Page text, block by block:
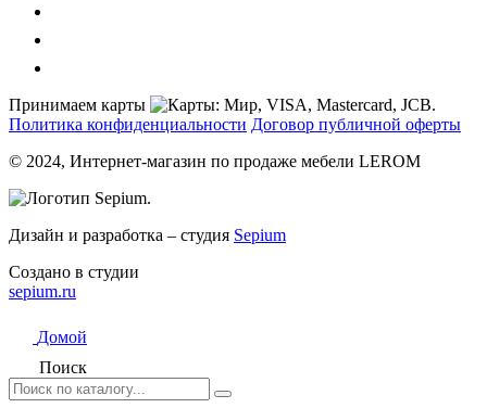
Принимаем карты
Политика конфиденциальности Договор публичной оферты
© 2024, Интернет-магазин по продаже мебели LEROM
Дизайн и разработка – студия Sepium
Создано в студии
sepium.ru
Домой
Поиск